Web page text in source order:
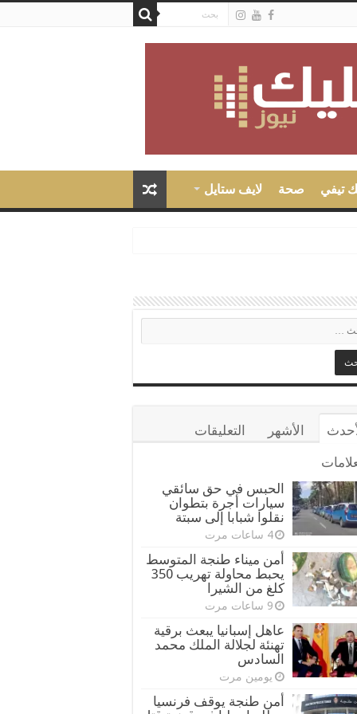
تيفي صحة لايف ستايل
الأشهر
التعليقات
الحبس في حق سائقي
سيارات أجرة بتطوان
نقلوا شبابا إلى سبتة
4 ساعات مرت
أمن ميناء طنجة المتوسط
يحبط محاولة تهريب 350
كلغ من الشيرا
9 ساعات مرت
عاهل إسبانيا يبعث برقية
تهنئة لجلالة الملك محمد
السادس
يومين مرت
أمن طنجة يوقف فرنسيا